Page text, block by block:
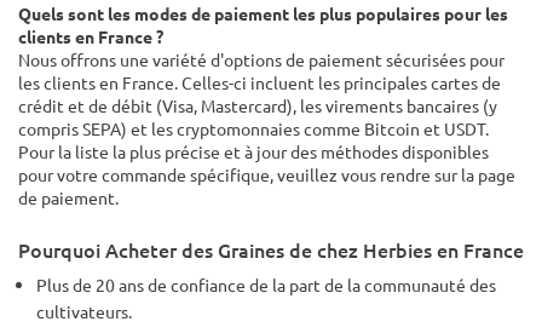
Quels sont les modes de paiement les plus populaires pour les
clients en France ?
Nous offrons une variété d'options de paiement sécurisées pour
les clients en France. Celles-ci incluent les principales cartes de
crédit et de débit (Visa, Mastercard), les virements bancaires (y
compris SEPA) et les cryptomonnaies comme Bitcoin et USDT.
Pour la liste la plus précise et à jour des méthodes disponibles
pour votre commande spécifique, veuillez vous rendre sur la page
de paiement.
Pourquoi Acheter des Graines de chez Herbies en France
Plus de 20 ans de confiance de la part de la communauté des
cultivateurs.